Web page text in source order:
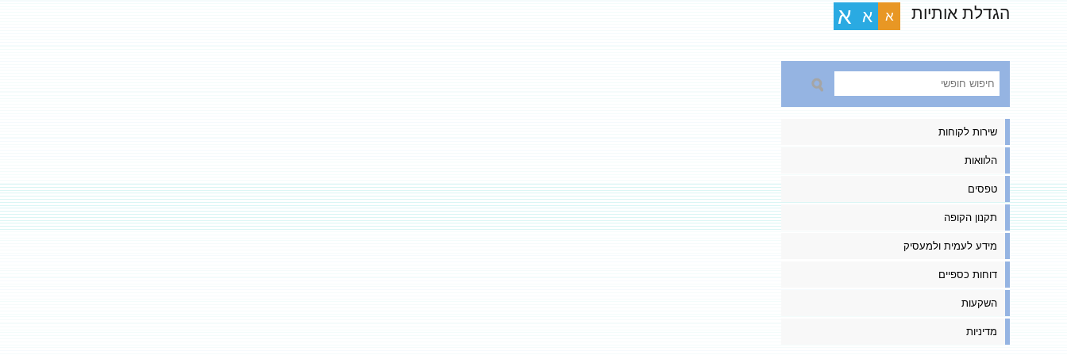
הגדלת אותיות א א א
שירות לקוחות
הלוואות
טפסים
תקנון הקופה
מידע לעמית ולמעסיק
דוחות כספיים
השקעות
מדיניות